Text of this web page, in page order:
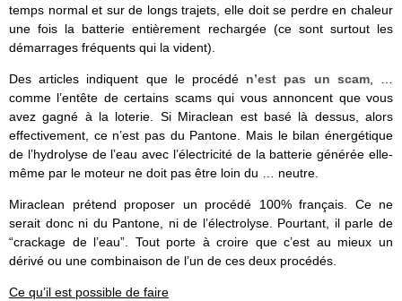
temps normal et sur de longs trajets, elle doit se perdre en chaleur
une fois la batterie entièrement rechargée (ce sont surtout les
démarrages fréquents qui la vident).
Des articles indiquent que le procédé n’est pas un scam, …
comme l’entête de certains scams qui vous annoncent que vous
avez gagné à la loterie. Si Miraclean est basé là dessus, alors
effectivement, ce n’est pas du Pantone. Mais le bilan énergétique
de l’hydrolyse de l’eau avec l’électricité de la batterie générée elle-
même par le moteur ne doit pas être loin du … neutre.
Miraclean prétend proposer un procédé 100% français. Ce ne
serait donc ni du Pantone, ni de l’électrolyse. Pourtant, il parle de
“crackage de l’eau”. Tout porte à croire que c’est au mieux un
dérivé ou une combinaison de l’un de ces deux procédés.
Ce qu’il est possible de faire